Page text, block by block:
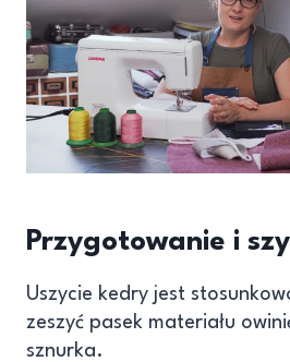
Przygotowanie i
Uszycie kedry jest
zeszyć pasek materiału
sznurka.